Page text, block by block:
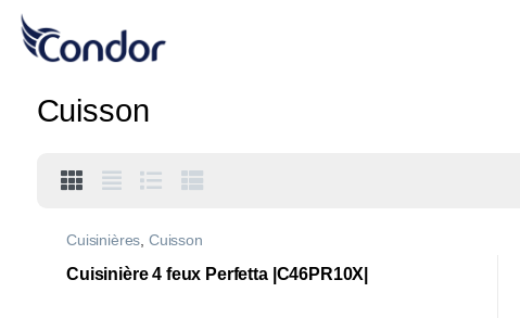
Cuisson
Cuisinières, Cuisson
Cuisinière 4 feux Perfetta |C46PR10X|